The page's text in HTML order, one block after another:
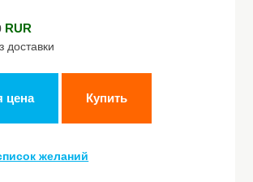
RUR
доставки
цена Купить
желаний